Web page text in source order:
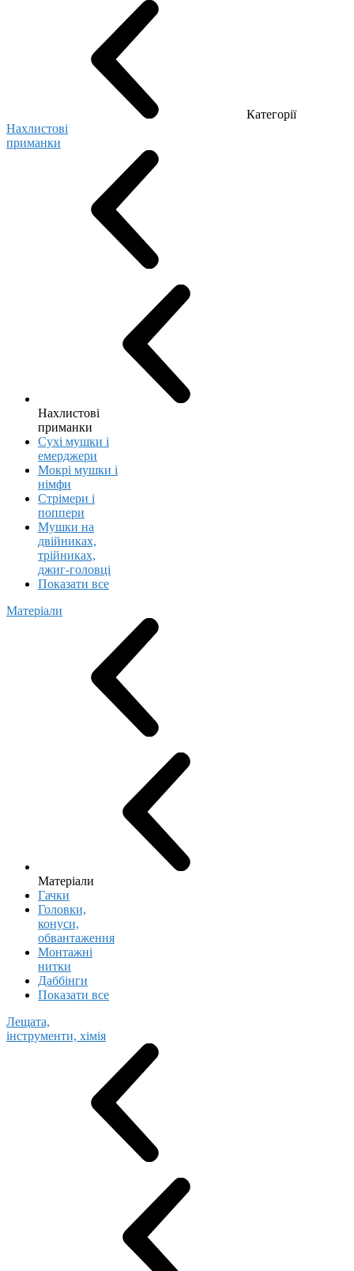
Категорії
Нахлистові
приманки
Нахлистові
приманки
Сухі мушки і
емерджери
Мокрі мушки і
німфи
Стрімери і
поппери
Мушки на
двійниках,
трійниках,
джиг-головці
Показати все
Матеріали
Матеріали
Гачки
Головки,
конуси,
обвантаження
Монтажні
нитки
Даббінги
Показати все
Лещата,
інструменти, хімія